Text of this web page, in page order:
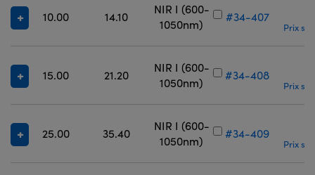
10.00 14.10
NIR I (600-
1050nm)
#34-407
Prix
15.00 21.20
NIR I (600-
1050nm)
#34-408
Prix
25.00 35.40
NIR I (600-
1050nm)
#34-409
Prix